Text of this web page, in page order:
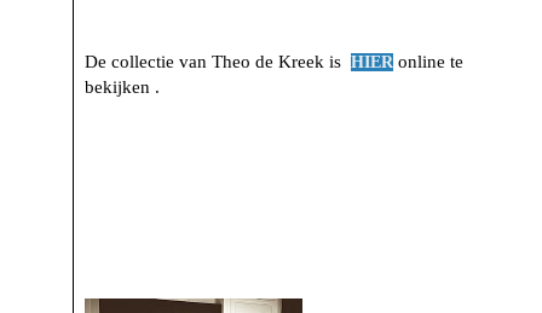
De collectie van Theo de Kreek is HIER online te
bekijken .